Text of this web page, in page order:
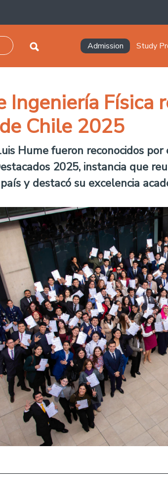
Navegación
Admission Study
Ingeniería
Chile 2025
Hume fueron reconocidos
2025, instancia que
y destacó su excelencia